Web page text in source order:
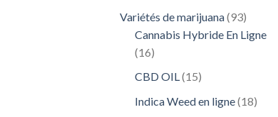
Variétés de marijuana 9393
produits
Cannabis Hybride En Ligne
1616
CBD OIL 1515
Indica Weed en ligne 1818